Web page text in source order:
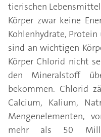
tierischen
Körper zwar keine
Kohlenhydrate,
sind an wichtigen
Körper Chlorid nicht
den Mineralstoff
bekommen. Chlorid
Calcium, Kalium,
Mengenelementen,
mehr als 50